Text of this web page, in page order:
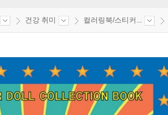
건강 취미 컬러링북/스티커...